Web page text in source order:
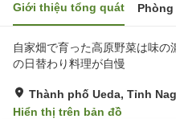
Giới thiệu tổng quát
自家畑で育った高原野菜は味
の日替わり料理が自慢
Thành phố Ueda, Tỉnh
Hiển thị trên bản đồ